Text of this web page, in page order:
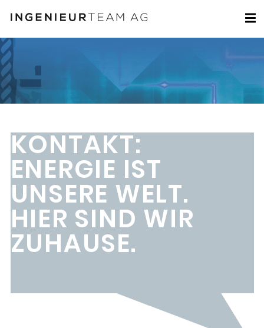
KONTAKT:
ENERGIE IST
UNSERE WELT.
HIER SIND WIR
ZUHAUSE.